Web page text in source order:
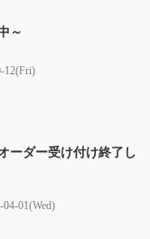
～
12(Fri)
ーダー受け付け終了し
04-01(Wed)